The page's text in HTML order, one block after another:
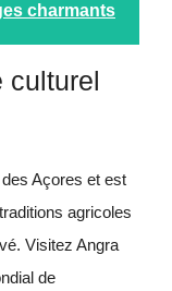
charmants
culturel
Açores et est
agricoles
Visitez Angra
de